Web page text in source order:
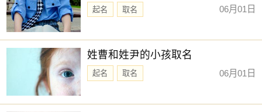
起名 取名 06月01日
姓曹和姓尹的小孩取名
起名 取名 06月01日